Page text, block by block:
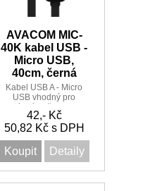
AVACOM MIC-
40K kabel USB -
Micro USB,
40cm, černá
Kabel USB A - Micro
USB vhodný pro
nabíjení a přenos dat.
Povrchový materiál a
plochý tvar
42,- Kč
50,82 Kč s DPH
Koupit
Detaily